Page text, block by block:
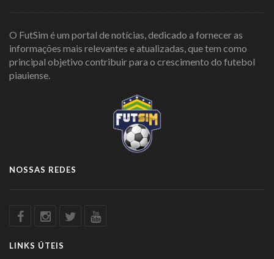
O FutSim é um portal de notícias, dedicado a fornecer as
informações mais relevantes e atualizadas, que tem como
principal objetivo contribuir para o crescimento do futebol
piauiense.
NOSSAS REDES
LINKS ÚTEIS